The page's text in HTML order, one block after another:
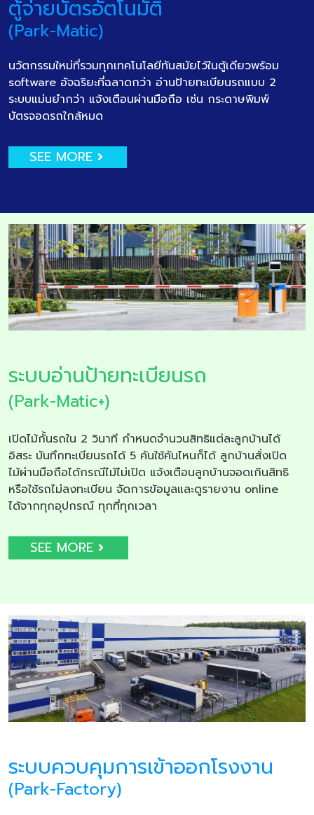
ตู้จ่ายบัตรอัตโนมัติ
(Park-Matic)
นวัตกรรมใหม่ที่รวมทุกเทคโนโลยีทันสมัยไว้ในตู้เดียวพร้อม
software อัจฉริยะที่ฉลาดกว่า อ่านป้ายทะเบียนรถแบบ 2
ระบบแม่นยำกว่า แจ้งเตือนผ่านมือถือ เช่น กระดาษพิมพ์
บัตรจอดรถใกล้หมด
SEE MORE
ระบบอ่านป้ายทะเบียนรถ
(Park-Matic+)
เปิดไม้กั้นรถใน 2 วินาที กำหนดจำนวนสิทธิแต่ละลูกบ้านได้
อิสระ บันทึกทะเบียนรถได้ 5 คันใช้คันไหนก็ได้ ลูกบ้านสั่งเปิด
ไม้ผ่านมือถือได้กรณีไม้ไม่เปิด แจ้งเตือนลูกบ้านจอดเกินสิทธิ
หรือใช้รถไม่ลงทะเบียน จัดการข้อมูลและดูรายงาน online
ได้จากทุกอุปกรณ์ ทุกที่ทุกเวลา
SEE MORE
ระบบควบคุมการเข้าออกโรงงาน
(Park-Factory)